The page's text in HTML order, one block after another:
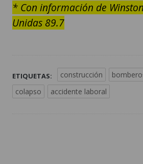
* Con información de
Unidas 89.7
ETIQUETAS: construcción
colapso
accidente laboral